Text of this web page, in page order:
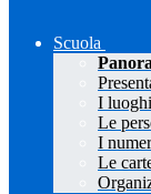
Scuola
I luoghi
Le
I
Le